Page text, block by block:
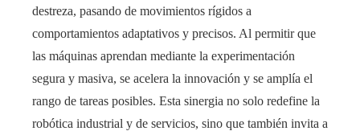
destreza, pasando de movimientos rígidos a
comportamientos adaptativos y precisos. Al permitir que
las máquinas aprendan mediante la experimentación
segura y masiva, se acelera la innovación y se amplía el
rango de tareas posibles. Esta sinergia no solo redefine la
robótica industrial y de servicios, sino que también invita a